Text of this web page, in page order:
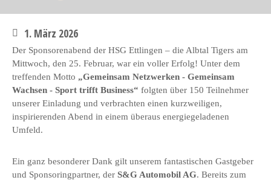
1. März 2026
Der Sponsorenabend der HSG Ettlingen – die Albtal Tigers am
Mittwoch, den 25. Februar, war ein voller Erfolg! Unter dem
treffenden Motto „Gemeinsam Netzwerken - Gemeinsam
Wachsen - Sport trifft Business“ folgten über 150 Teilnehmer
unserer Einladung und verbrachten einen kurzweiligen,
inspirierenden Abend in einem überaus energiegeladenen
Umfeld.
Ein ganz besonderer Dank gilt unserem fantastischen Gastgeber
und Sponsoringpartner, der S&G Automobil AG. Bereits zum